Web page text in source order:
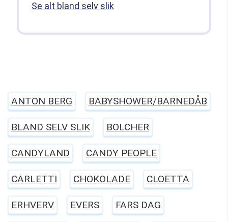
Se alt bland selv slik
ANTON BERG BABYSHOWER/BARNEDÅB
BLAND SELV SLIK BOLCHER
CANDYLAND CANDY PEOPLE
CARLETTI CHOKOLADE CLOETTA
ERHVERV EVERS FARS DAG